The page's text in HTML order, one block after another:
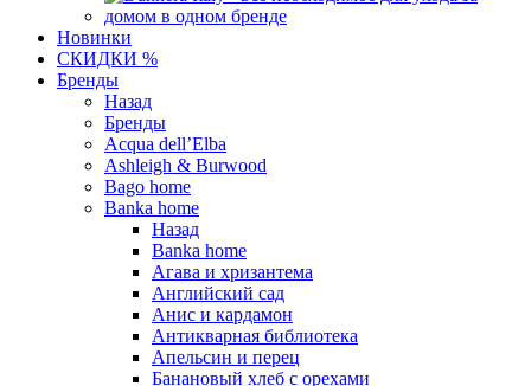
Новинки
СКИДКИ %
Бренды
Назад
Бренды
Acqua dell’Elba
Ashleigh & Burwood
Bago home
Banka home
Назад
Banka home
Агава и хризантема
Английский сад
Анис и кардамон
Антикварная библиотека
Апельсин и перец
Банановый хлеб с орехами